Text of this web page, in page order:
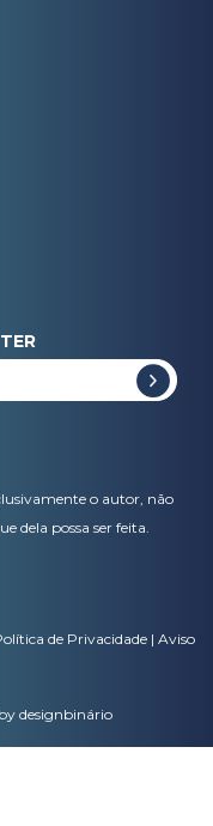
o autor, não
dela possa ser feita.
de Privacidade| Aviso
designbinário